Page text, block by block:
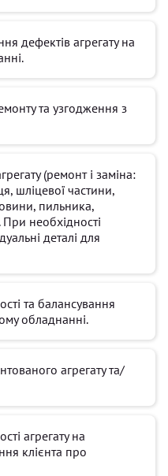
дефектів агрегату на
та узгодження з
(ремонт і заміна:
шліцевої частини,
пильника,
При необхідності
деталі для
та балансування
обладнанні.
агрегату та/
агрегату на
клієнта про